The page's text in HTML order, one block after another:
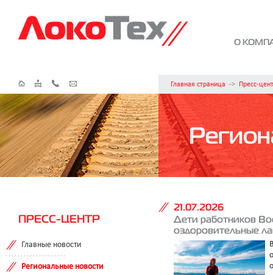
О
Главная страница -> Пресс-
ПРЕСС-ЦЕНТР
Главные новости
Региональные новости
21.07.2026
Дети работников
оздоровительные